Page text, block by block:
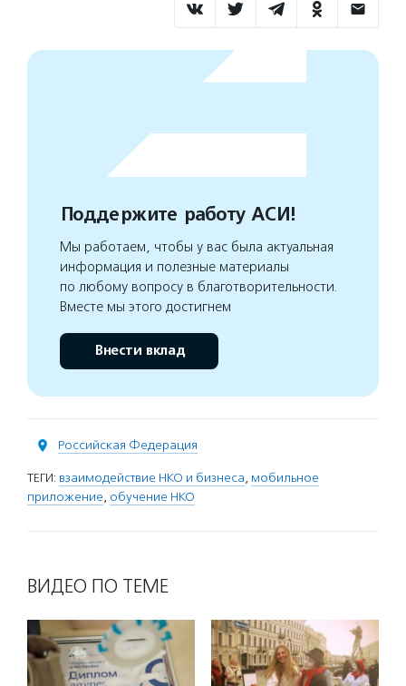
Поддержите работу АСИ!
Мы работаем, чтобы у вас была актуальная
информация и полезные материалы
по любому вопросу в благотворительности.
Вместе мы этого достигнем
Внести вклад
Российская Федерация
ТЕГИ: взаимодействие НКО и бизнеса, мобильное
приложение, обучение НКО
ВИДЕО ПО ТЕМЕ